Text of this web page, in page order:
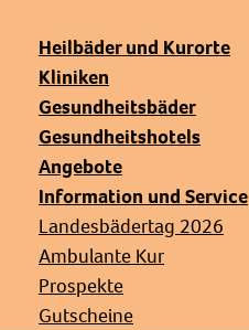
Heilbäder und Kurorte
Kliniken
Gesundheitsbäder
Gesundheitshotels
Angebote
Information und Service
Landesbädertag 2026
Ambulante Kur
Prospekte
Gutscheine